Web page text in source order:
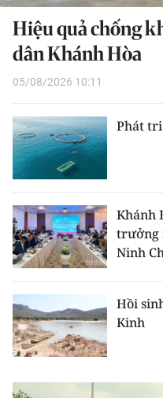
BẠN ĐỌC
KIỂM CHỨNG THÔNG TIN
TRI THỨC CHUYÊN SÂU
54 DÂN TỘC VIỆT NAM
CHƯƠNG TRÌNH OCOP -
MỘT SẢN PHẨM
RADIO
MEDIA CENTER
E-Magazine
Video
Hiệu quả chống
dân Khánh Hòa
05/08/2026 10:11
Phát
Khánh
trưởng
Ninh
Hồi
Kinh